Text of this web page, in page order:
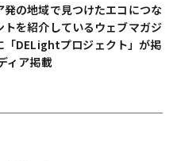
発の地域で見つけたエコにつな
トを紹介しているウェブマガジ
「DELightプロジェクト」が掲
ィア掲載